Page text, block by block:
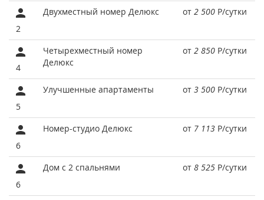
2
Двухместный номер Делюкс от 2 500 Р/сутки
4
Четырехместный номер
Делюкс
от 2 850 Р/сутки
5
Улучшенные апартаменты от 3 500 Р/сутки
6
Номер-студио Делюкс от 7 113 Р/сутки
6
Дом с 2 спальнями от 8 525 Р/сутки